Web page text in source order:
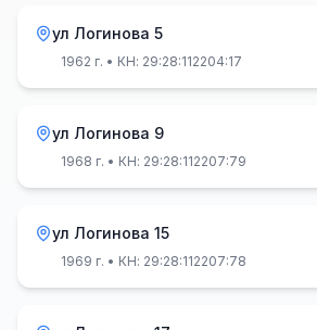
ул Логинова 5
1962 г. • КН: 29:28:112204:17
ул Логинова 9
1968 г. • КН: 29:28:112207:79
ул Логинова 15
1969 г. • КН: 29:28:112207:78